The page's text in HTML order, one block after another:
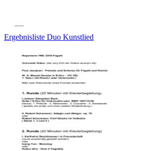
Ergebnisliste Duo Kunstlied